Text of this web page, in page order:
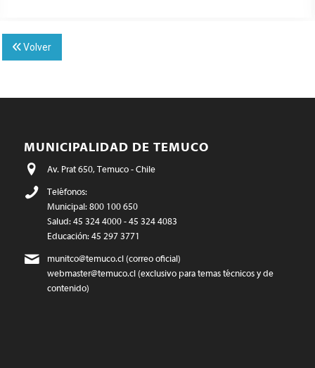
Volver
MUNICIPALIDAD DE TEMUCO
Av. Prat 650, Temuco - Chile
Teléfonos:
Municipal: 800 100 650
Salud: 45 324 4000 - 45 324 4083
Educación: 45 297 3771
munitco@temuco.cl(correo oficial)
webmaster@temuco.cl(exclusivo para temas técnicos y de
contenido)